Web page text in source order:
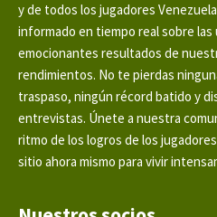
y de todos los jugadores
informado en tiempo real sobre
emocionantes resultados de
rendimientos. No te pierdas
traspaso, ningún récord batido y
entrevistas. Únete a nuestra
ritmo de los logros de los
sitio ahora mismo para vivir